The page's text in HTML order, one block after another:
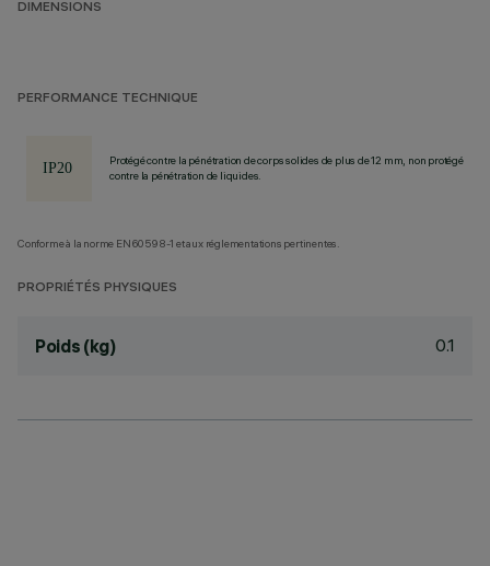
DIMENSIONS
PERFORMANCE TECHNIQUE
Protégé contre la pénétration de corps solides de plus de 12 mm, non protégé
contre la pénétration de liquides.
Conforme à la norme EN60598-1 et aux réglementations pertinentes.
PROPRIÉTÉS PHYSIQUES
Poids (kg) 0.1